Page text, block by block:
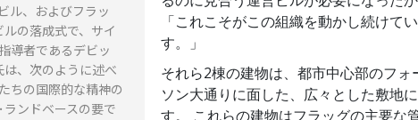
ル、およびフラッ
の落成式で、サイ
導者であるデビッ
は、次のように述べ
ちの国際的な精神の
ンドベースの要で
「これこそがこの組織を動かし続けて
す。」
それら2棟の建物は、都市中心部のフォ
ソン大通りに面した、広々とした敷地
す。 これらの建物はフラッグの主要な